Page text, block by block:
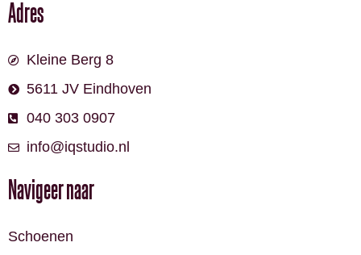
Adres
Kleine Berg 8
5611 JV Eindhoven
040 303 0907
info@iqstudio.nl
Navigeer naar
Schoenen